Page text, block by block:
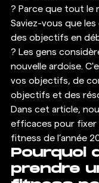
? Parce que tout le
Saviez-vous que
des objectifs en
? Les gens
nouvelle ardoise.
vos objectifs, de
objectifs et des
Dans cet article,
efficaces pour fixer
fitness de l’année
Pourquoi
prendre